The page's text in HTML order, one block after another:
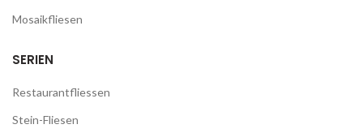
Mosaikfliesen
SERIEN
Restaurantfliessen
Stein-Fliesen